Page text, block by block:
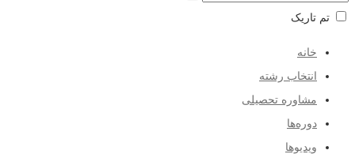
تم تاریک
خانه
انتخاب رشته
مشاوره تحصیلی
دوره‌ها
ویدیوها